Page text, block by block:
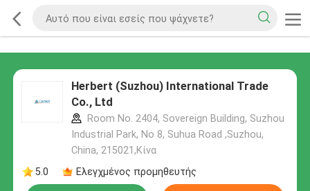
Herbert (Suzhou) International Trade
Co., Ltd
Room No. 2404, Sovereign Building, Suzhou
Industrial Park, No 8, Suhua Road ,Suzhou,
China, 215021,Κίνα
5.0
Ελεγχμένος προμηθευτής